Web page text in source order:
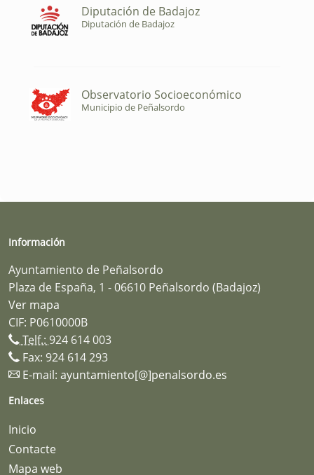
Diputación de Badajoz
Diputación de Badajoz
Observatorio Socioeconómico
Municipio de Peñalsordo
Información
Ayuntamiento de Peñalsordo
Plaza de España, 1 - 06610 Peñalsordo (Badajoz)
Ver mapa
CIF: P0610000B
Telf.: 924 614 003
Fax: 924 614 293
E-mail: ayuntamiento[@]penalsordo.es
Enlaces
Inicio
Contacte
Mapa web